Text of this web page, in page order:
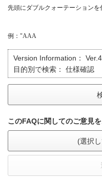
先頭にダブルクォーテーションを
例： "AAA
Version Information：
Ver.4
目的別で検索：
仕様確認
このFAQに関してのご意見を
(選択